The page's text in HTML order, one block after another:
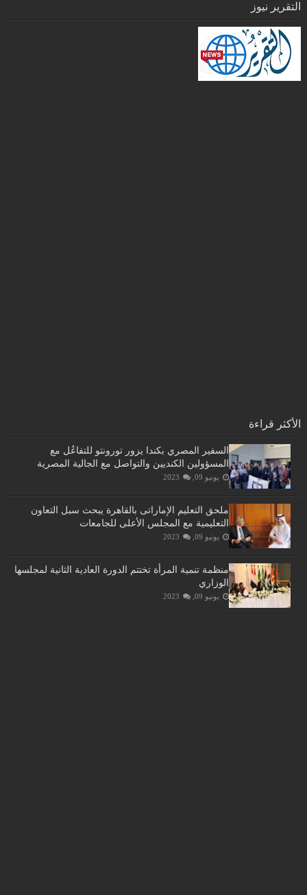
التقرير نيوز
الأكثر قراءة
السفير المصري بكندا يزور تورونتو للتفاعُل مع
المسؤولين الكنديين والتواصل مع الجالية المصرية
يونيو 09, 2023
ملحق التعليم الإماراتى بالقاهرة يبحث سبل التعاون
التعليمية مع المجلس الأعلى للجامعات
يونيو 09, 2023
منظمة تنمية المرأة تختتم الدورة العادية الثانية لمجلسها
الوزاري
يونيو 09, 2023